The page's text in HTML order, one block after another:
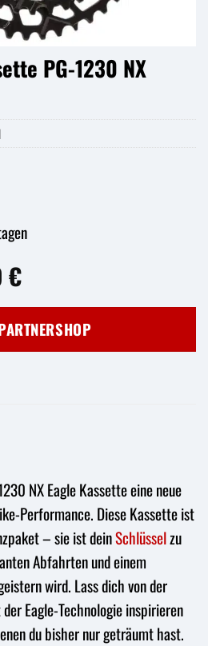
PG-1230 NX
€
€Aktueller
ist:
79,99 €.
NX Eagle Kassette eine neue
Performance. Diese Kassette ist
– sie ist deinSchlüsselzu
Abfahrten und einem
wird. Lass dich von der
Eagle-Technologie inspirieren
du bisher nur geträumt hast.